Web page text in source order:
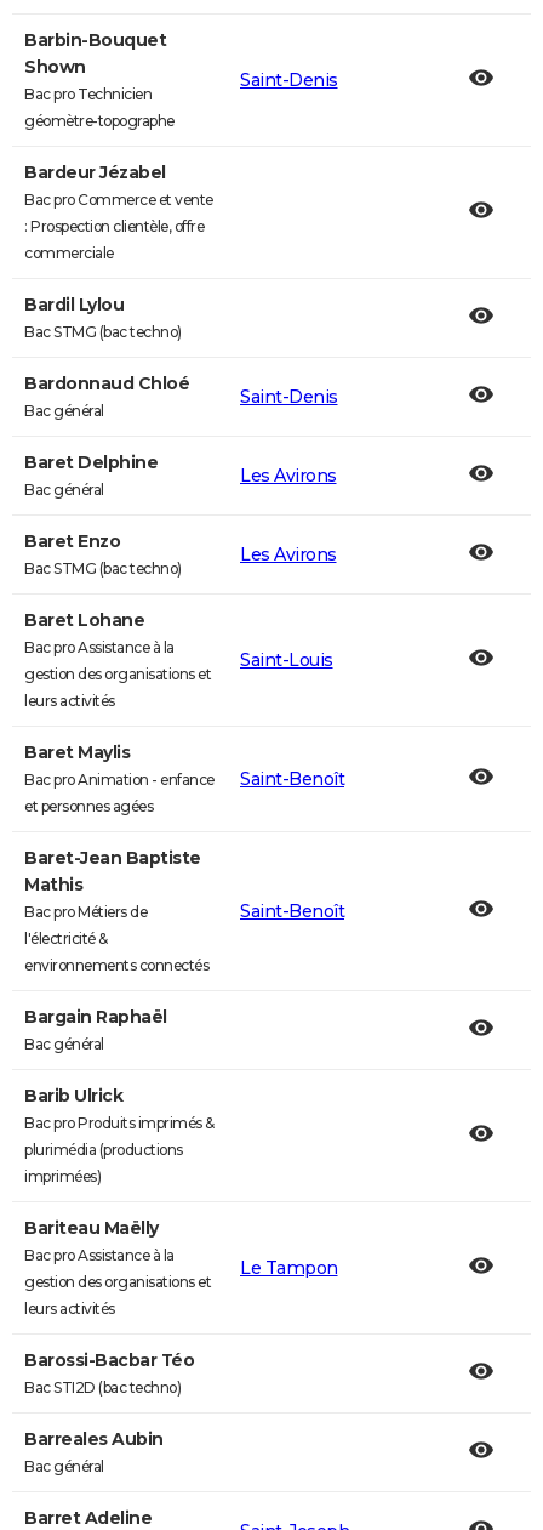
Barbin-Bouquet
Shown
Bac pro Technicien
géomètre-topographe
Saint-Denis
Bardeur Jézabel
Bac pro Commerce et vente
: Prospection clientèle, offre
commerciale
Bardil Lylou
Bac STMG (bac techno)
Bardonnaud Chloé
Bac général
Saint-Denis
Baret Delphine
Bac général
Les Avirons
Baret Enzo
Bac STMG (bac techno)
Les Avirons
Baret Lohane
Bac pro Assistance à la
gestion des organisations et
leurs activités
Saint-Louis
Baret Maylis
Bac pro Animation - enfance
et personnes agées
Saint-Benoît
Baret-Jean Baptiste
Mathis
Bac pro Métiers de
l'électricité &
environnements connectés
Saint-Benoît
Bargain Raphaël
Bac général
Barib Ulrick
Bac pro Produits imprimés &
plurimédia (productions
imprimées)
Bariteau Maëlly
Bac pro Assistance à la
gestion des organisations et
leurs activités
Le Tampon
Barossi-Bacbar Téo
Bac STI2D (bac techno)
Barreales Aubin
Bac général
Barret Adeline